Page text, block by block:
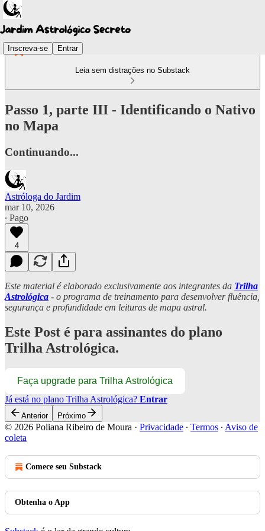
Inscreva-se Entrar
Leia sem distrações no Substack
Passo 1, parte III - Identificando o Nativo
no Mapa
Continuando...
Astróloga do Jardim
mar 10, 2026
∙ Pago
4
Este material é elaborado exclusivamente aos integrantes da Trilha
Astrológica - o programa de treinamento para desenvolver fluência,
segurança e profundidade em leituras de mapa astral.
Este Post é para assinantes do plano
Trilha Astrológica.
Faça upgrade para Trilha Astrológica
Já está no plano Trilha Astrológica? Entrar
Anterior Próximo
© 2026 Poliana Ribeiro de Moura · Privacidade ∙ Termos ∙ Aviso de
coleta
Comece seu Substack
Obtenha o App